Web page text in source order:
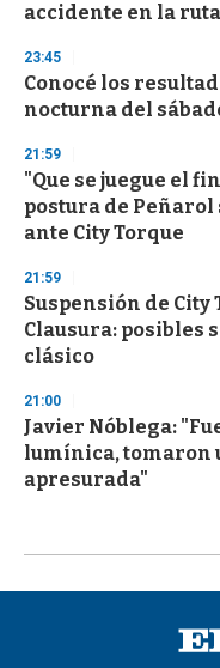
accidente en la ruta
23:45
Conocé los
nocturna del
21:59
"Que se juegue el
postura de
ante City Torque
21:59
Suspensión de
Clausura: posibles
clásico
21:00
Javier Nóblega:
lumínica, tomaron
apresurada"